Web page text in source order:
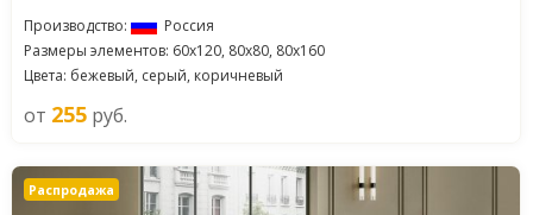
Производство:
Россия
Размеры элементов: 60x120, 80x80, 80x160
Цвета: бежевый, серый, коричневый
от 255 руб.
Распродажа